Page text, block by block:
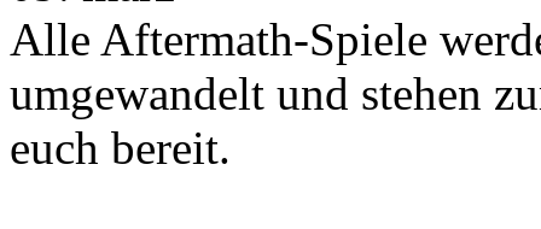
Alle Aftermath-Spiele
umgewandelt und stehen
euch bereit.